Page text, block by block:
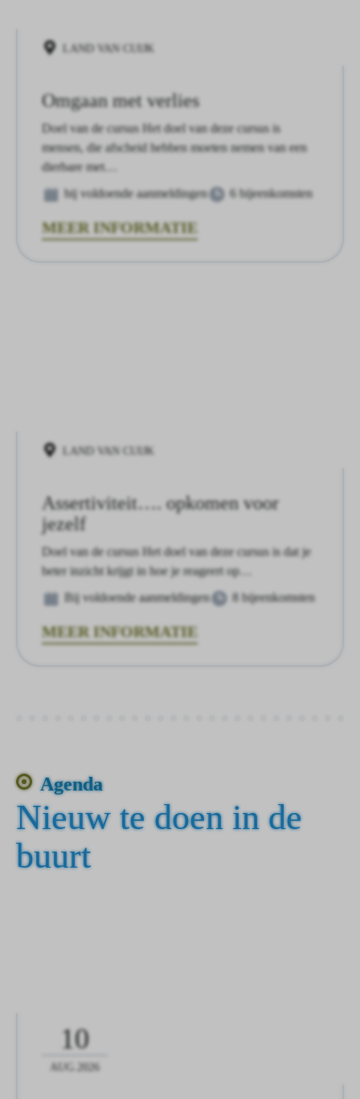
LAND VAN CUIJK
Omgaan met verlies
Doel van de cursus Het doel van deze cursus is
mensen, die afscheid hebben moeten nemen van een
dierbare met…
bij voldoende aanmeldingen
6 bijeenkomsten
MEER INFORMATIE
LAND VAN CUIJK
Assertiviteit…. opkomen voor
jezelf
Doel van de cursus Het doel van deze cursus is dat je
beter inzicht krijgt in hoe je reageert op…
Bij voldoende aanmeldingen
8 bijeenkomsten
MEER INFORMATIE
Agenda
Nieuw te doen in de
buurt
10
AUG.2026